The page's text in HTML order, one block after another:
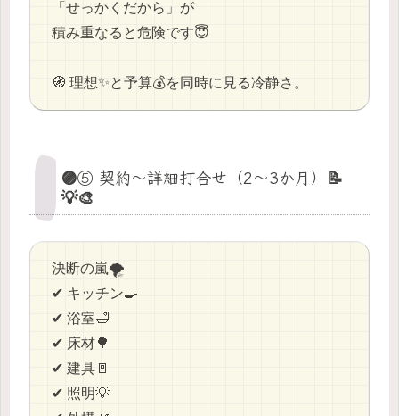
「せっかくだから」が
積み重なると危険です😇
🧭 理想✨と予算💰を同時に見る冷静さ。
🟣⑤ 契約〜詳細打合せ（2〜3か月）📝
💡🎨
決断の嵐🌪️
✔ キッチン🍳
✔ 浴室🛁
✔ 床材🌳
✔ 建具🚪
✔ 照明💡